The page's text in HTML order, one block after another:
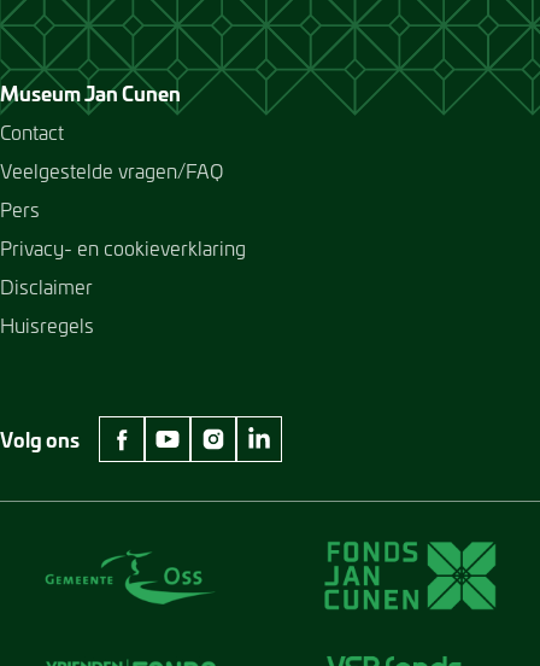
Museum Jan Cunen
Contact
Veelgestelde vragen/FAQ
Pers
Privacy- en cookieverklaring
Disclaimer
Huisregels
Volg ons
facebook Museum Jan Cunen
youtube Museum Jan Cunen
instagram Museum Jan Cunen
linkedin Museum Jan Cunen